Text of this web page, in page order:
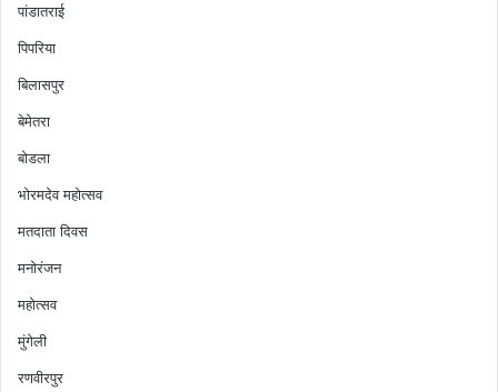
पांडातराई
पिपरिया
बिलासपुर
बेमेतरा
बोडला
भोरमदेव महोत्सव
मतदाता दिवस
मनोरंजन
महोत्सव
मुंगेली
रणवीरपुर